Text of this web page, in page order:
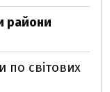
райони
по світових